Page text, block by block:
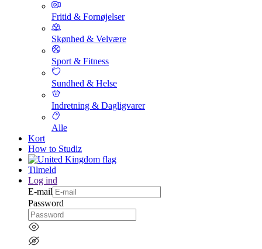
Fritid & Fornøjelser
Skønhed & Velvære
Sport & Fitness
Sundhed & Helse
Indretning & Dagligvarer
Alle
Kort
How to Studiz
Tilmeld
Log ind
E-mail
Password